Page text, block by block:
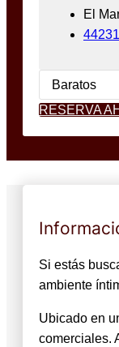
El
Baratos
RESERVA
Si estás
ambiente
Ubicado en
comerciales.